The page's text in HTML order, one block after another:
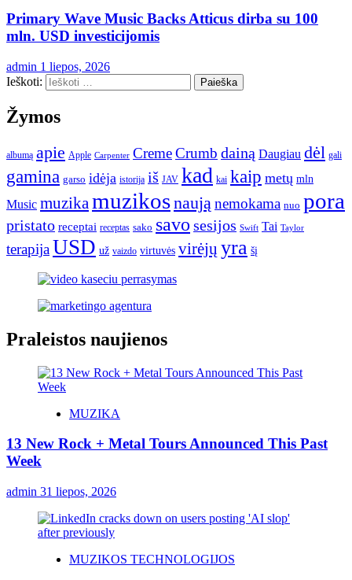
Primary Wave Music Backs Atticus dirba su 100
mln. USD investicijomis
admin 1 liepos, 2026
Ieškoti:
Žymos
albumą apie Apple Carpenter CremeCrumb dainą Daugiau dėl gali
gamina garso idėja istorija iš JAV kad kai kaip metų mln
Music muzikamuzikosnaują nemokama nuo pora
pristato receptai receptas sako savo sesijos Swift Tai Taylor
terapijaUSD už vaizdo virtuvės virėjų yra šį
Praleistos naujienos
MUZIKA
13 New Rock + Metal Tours Announced This Past
Week
admin 31 liepos, 2026
MUZIKOS TECHNOLOGIJOS